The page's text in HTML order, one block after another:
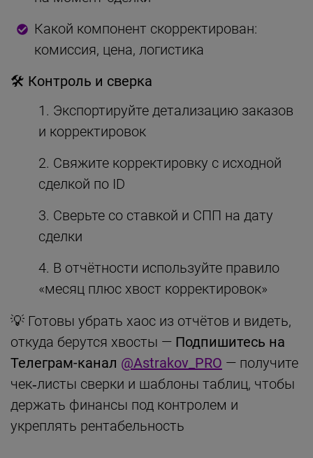
Какой компонент скорректирован:
комиссия, цена, логистика
🛠 Контроль и сверка
Экспортируйте детализацию заказов
и корректировок
Свяжите корректировку с исходной
сделкой по ID
Сверьте со ставкой и СПП на дату
сделки
В отчётности используйте правило
«месяц плюс хвост корректировок»
💡 Готовы убрать хаос из отчётов и видеть,
откуда берутся хвосты — Подпишитесь на
Телеграм-канал @Astrakov_PRO — получите
чек‑листы сверки и шаблоны таблиц, чтобы
держать финансы под контролем и
укреплять рентабельность